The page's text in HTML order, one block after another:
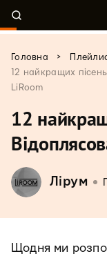
Головна >
12 найкращих
LiRoom
12
Лірум
Щодня ми